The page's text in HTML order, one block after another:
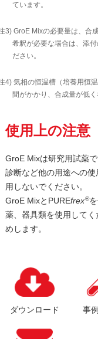
ています。
3) GroE Mixの必要量は、合
希釈が必要な場合は、添
ださい。
4) 気相の恒温槽（培養用恒
間がかかり、合成量が低く
使用上の注意
GroE Mixは研究用試薬
診断など他の用途への
用しないでください。
GroE MixとPUREfrex®
薬、器具類を使用して
めします。
ダウンロード 事